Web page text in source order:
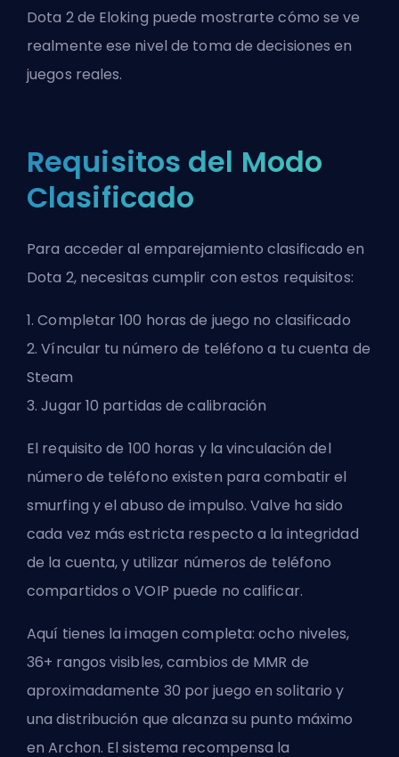
Dota 2 de Eloking puede mostrarte cómo se ve
realmente ese nivel de toma de decisiones en
juegos reales.
Requisitos del Modo
Clasificado
Para acceder al emparejamiento clasificado en
Dota 2, necesitas cumplir con estos requisitos:
1. Completar 100 horas de juego no clasificado
2. Víncular tu número de teléfono a tu cuenta de
Steam
3. Jugar 10 partidas de calibración
El requisito de 100 horas y la vinculación del
número de teléfono existen para combatir el
smurfing y el abuso de impulso. Valve ha sido
cada vez más estricta respecto a la integridad
de la cuenta, y utilizar números de teléfono
compartidos o VOIP puede no calificar.
Aquí tienes la imagen completa: ocho niveles,
36+ rangos visibles, cambios de MMR de
aproximadamente 30 por juego en solitario y
una distribución que alcanza su punto máximo
en Archon. El sistema recompensa la